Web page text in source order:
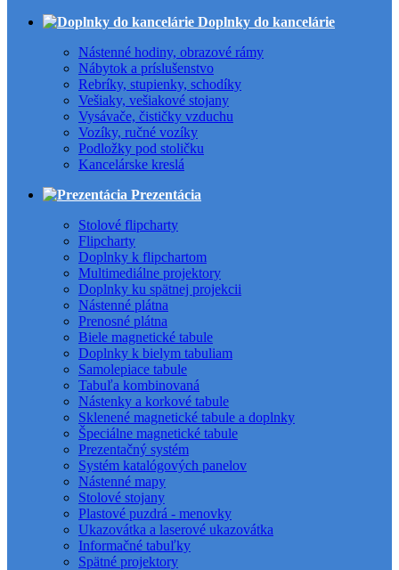
Doplnky do kancelárie
Nástenné hodiny, obrazové rámy
Nábytok a príslušenstvo
Rebríky, stupienky, schodíky
Vešiaky, vešiakové stojany
Vysávače, čističky vzduchu
Vozíky, ručné vozíky
Podložky pod stoličku
Kancelárske kreslá
Prezentácia
Stolové flipcharty
Flipcharty
Doplnky k flipchartom
Multimediálne projektory
Doplnky ku spätnej projekcii
Nástenné plátna
Prenosné plátna
Biele magnetické tabule
Doplnky k bielym tabuliam
Samolepiace tabule
Tabuľa kombinovaná
Nástenky a korkové tabule
Sklenené magnetické tabule a doplnky
Špeciálne magnetické tabule
Prezentačný systém
Systém katalógových panelov
Nástenné mapy
Stolové stojany
Plastové puzdrá - menovky
Ukazovátka a laserové ukazovátka
Informačné tabuľky
Spätné projektory